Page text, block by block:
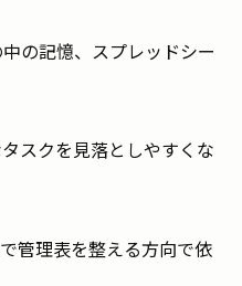
の記憶、スプレッドシー
スクを見落としやすくな
管理表を整える方向で依